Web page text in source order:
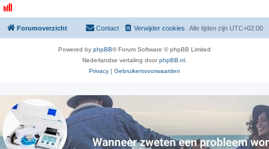
Forumoverzicht Alle tijden zijn UTC+02:00
Verwijder cookies
Contact
Powered by phpBB® Forum Software © phpBB Limited
Nederlandse vertaling doorphpBB.nl
Privacy | Gebruikersvoorwaarden